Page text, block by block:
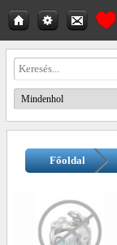
Főoldal